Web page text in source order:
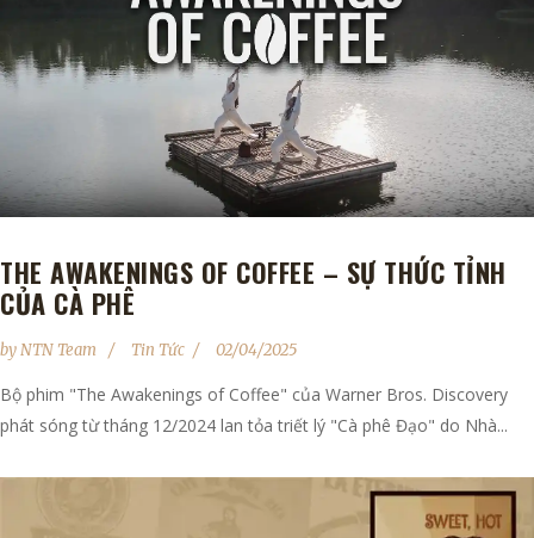
THE AWAKENINGS OF COFFEE – SỰ THỨC TỈNH
CỦA CÀ PHÊ
byNTN Team Tin Tức 02/04/2025
Bộ phim "The Awakenings of Coffee" của Warner Bros. Discovery
phát sóng từ tháng 12/2024 lan tỏa triết lý "Cà phê Đạo" do Nhà...